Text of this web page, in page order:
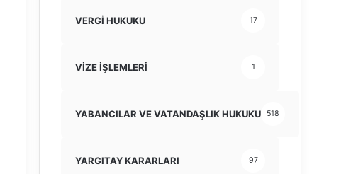
VERGİ HUKUKU 17
VİZE İŞLEMLERİ 1
YABANCILAR VE VATANDAŞLIK HUKUKU 518
YARGITAY KARARLARI 97